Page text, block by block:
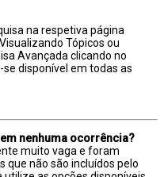
na respetiva página
Tópicos ou
Avançada clicando no
disponível em todas as
nenhuma ocorrência?
muito vaga e foram
não são incluídos pelo